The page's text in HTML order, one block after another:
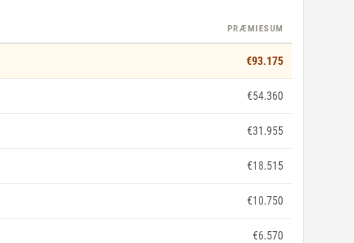
PRÆMIESUM
€93.175
€54.360
€31.955
€18.515
€10.750
€6.570